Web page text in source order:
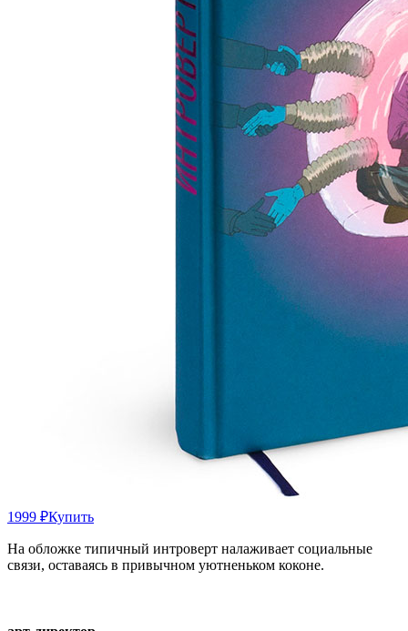
1999 ₽Купить
На обложке типичный интроверт налаживает социальные
связи, оставаясь в привычном уютненьком коконе.